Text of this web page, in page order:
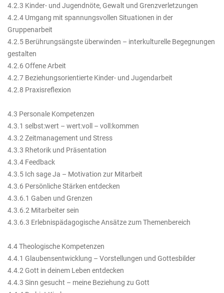
4.2.3 Kinder- und Jugendnöte, Gewalt und Grenzverletzungen
4.2.4 Umgang mit spannungsvollen Situationen in der
Gruppenarbeit
4.2.5 Berührungsängste überwinden – interkulturelle Begegnungen
gestalten
4.2.6 Offene Arbeit
4.2.7 Beziehungsorientierte Kinder- und Jugendarbeit
4.2.8 Praxisreflexion
4.3 Personale Kompetenzen
4.3.1 selbst:wert – wert:voll – voll:kommen
4.3.2 Zeitmanagement und Stress
4.3.3 Rhetorik und Präsentation
4.3.4 Feedback
4.3.5 Ich sage Ja – Motivation zur Mitarbeit
4.3.6 Persönliche Stärken entdecken
4.3.6.1 Gaben und Grenzen
4.3.6.2 Mitarbeiter sein
4.3.6.3 Erlebnispädagogische Ansätze zum Themenbereich
4.4 Theologische Kompetenzen
4.4.1 Glaubensentwicklung – Vorstellungen und Gottesbilder
4.4.2 Gott in deinem Leben entdecken
4.4.3 Sinn gesucht – meine Beziehung zu Gott